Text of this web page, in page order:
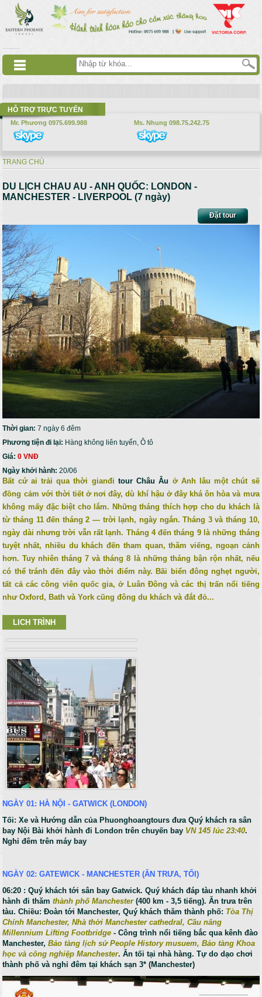
Nhảy đến nội dung
HỖ TRỢ TRỰC TUYẾN
Mr. Phương 0975.699.988 Ms. Nhung 098.75.242.75
Bạn đang ở đây
TRANG CHỦ
DU LỊCH CHAU AU - ANH QUỐC: LONDON -
MANCHESTER - LIVERPOOL (7 ngày)
Đặt tour
Thời gian:7 ngày 6 đêm
Phương tiện đi lại: Hàng không liên tuyến, Ô tô
Giá:0 VNĐ
Ngày khởi hành:20/06
Bất cứ ai trải qua thời gianđi tour Châu Âu ở Anh lâu một chút sẽ
đồng cảm với thời tiết ở nơi đây, dù khí hậu ở đây khá ôn hòa và mưa
không mấy đặc biệt cho lắm. Những tháng thích hợp cho du khách là
từ tháng 11 đến tháng 2 — trời lạnh, ngày ngắn. Tháng 3 và tháng 10,
ngày dài nhưng trời vẫn rất lạnh. Tháng 4 đến tháng 9 là những tháng
tuyệt nhất, nhiều du khách đến tham quan, thăm viếng, ngoạn cảnh
hơn. Tuy nhiên tháng 7 và tháng 8 là những tháng bận rộn nhất, nếu
có thể tránh đến đây vào thời điểm này. Bãi biển đông nghẹt người,
tất cả các công viên quốc gia, ở Luân Đông và các thị trấn nổi tiếng
như Oxford, Bath và York cũng đông du khách và đắt đỏ...
LICH TRÌNH
NGÀY 01: HÀ NỘI - GATWICK (LONDON)
Tối: Xe và Hướng dẫn của Phuonghoangtours đưa Quý khách ra sân
bay Nội Bài khởi hành đi London trên chuyến bay VN 145 lúc 23:40.
Nghỉ đêm trên máy bay
NGÀY 02: GATEWICK - MANCHESTER (ĂN TRƯA, TỐI)
06:20 : Quý khách tới sân bay Gatwick. Quý khách đáp tàu nhanh khởi
hành đi thămthành phố Manchester(400 km - 3,5 tiếng). Ăn trưa trên
tàu. Chiều: Đoàn tới Manchester, Quý khách thăm thành phố: Tòa Thị
Chính Manchester, Nhà thời Manchester cathedral, Cầu nâng
Millennium Lifting Footbridge - Công trình nổi tiếng bắc qua kênh đào
Manchester,Bảo tàng lịch sử People History musuem, Bảo tàng Khoa
học và công nghiệp Manchester. Ăn tối tại nhà hàng. Tự do dạo chơi
thành phố và nghỉ đêm tại khách sạn 3* (Manchester)